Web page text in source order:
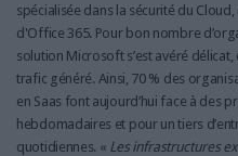
spécialisée dans la sécurité du
d'Office 365. Pour bon nombre
solution Microsoft s’est avéré
trafic généré. Ainsi, 70 % des
en Saas font aujourd’hui face à des
hebdomadaires et pour un tiers
quotidiennes. « Les infrastructures